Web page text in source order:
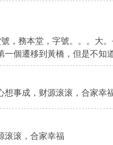
，務本堂，字號。。。大
個遷移到黃橋，但是不
想事成，财源滚滚，合家幸
滚滚，合家幸福